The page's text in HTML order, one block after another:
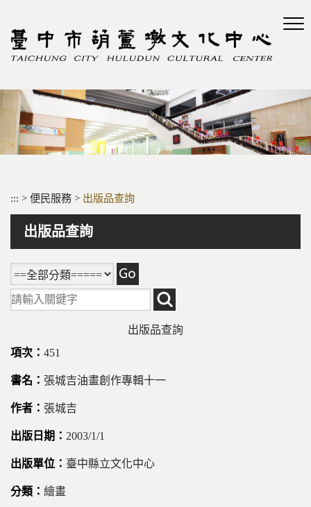
區
::: > 便民服務 > 出版品查詢
出版品查詢
出版品查詢
451
張城吉油畫創作專輯十一
張城吉
2003/1/1
臺中縣立文化中心
繪畫